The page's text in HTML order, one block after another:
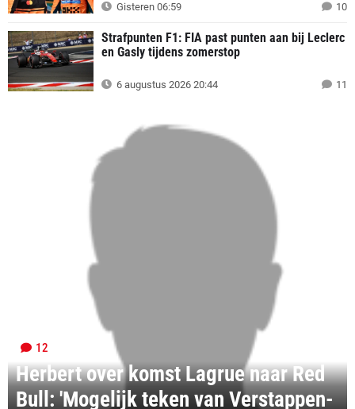
Gisteren 06:59 10
Strafpunten F1: FIA past punten aan bij Leclerc
en Gasly tijdens zomerstop
6 augustus 2026 20:44 11
Herbert over komst Lagrue naar Red
Bull: 'Mogelijk teken van Verstappen-
12